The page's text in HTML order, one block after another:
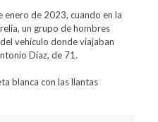
de 2023, cuando en la
un grupo de hombres
vehículo donde viajaban
Díaz, de 71.
blanca con las llantas